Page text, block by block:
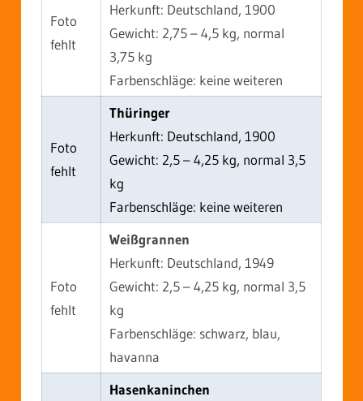
Foto
fehlt
Herkunft: Deutschland, 1900
Gewicht: 2,75 – 4,5 kg, normal
3,75 kg
Farbenschläge: keine weiteren
Foto
fehlt
Thüringer
Herkunft: Deutschland, 1900
Gewicht: 2,5 – 4,25 kg, normal 3,5
kg
Farbenschläge: keine weiteren
Foto
fehlt
Weißgrannen
Herkunft: Deutschland, 1949
Gewicht: 2,5 – 4,25 kg, normal 3,5
kg
Farbenschläge: schwarz, blau,
havanna
Hasenkaninchen